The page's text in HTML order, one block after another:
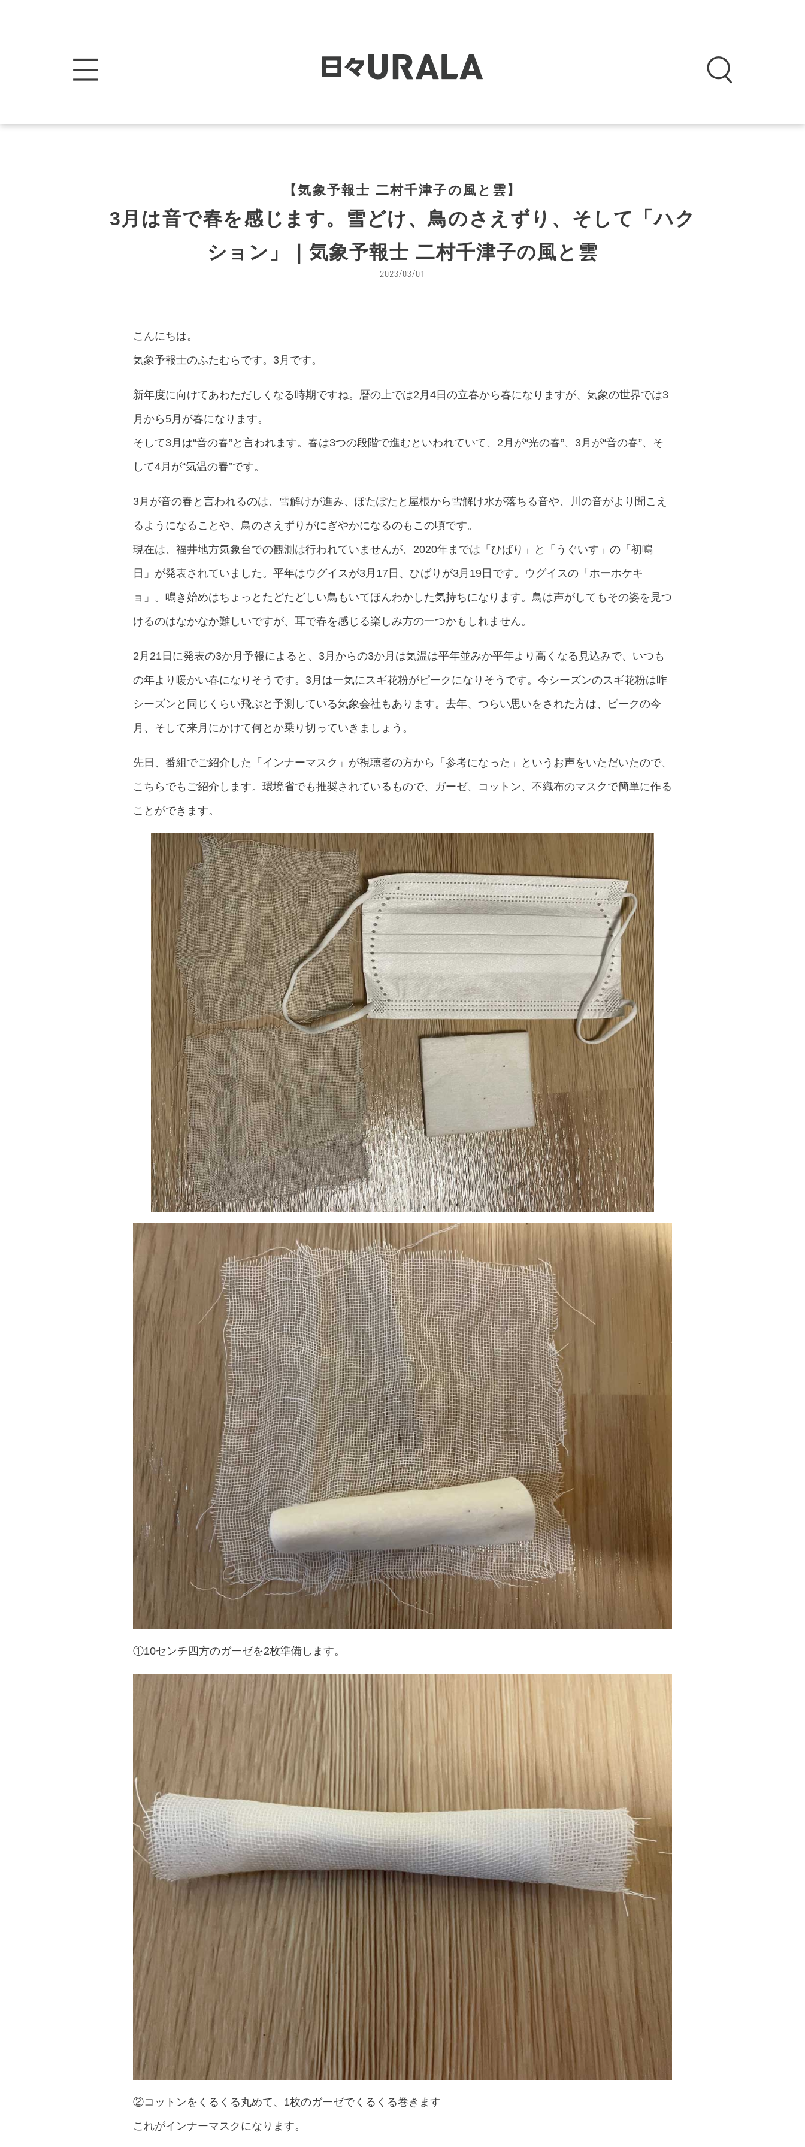
【気象予報士 二村千津子の風と雲】
3月は音で春を感じます。雪どけ、鳥のさえずり、そして「ハク
ション」｜気象予報士 二村千津子の風と雲
2023/03/01
こんにちは。
気象予報士のふたむらです。3月です。
新年度に向けてあわただしくなる時期ですね。暦の上では2月4日の立春から春になりますが、気象の世界では3
月から5月が春になります。
そして3月は“音の春”と言われます。春は3つの段階で進むといわれていて、2月が“光の春”、3月が“音の春”、そ
して4月が“気温の春”です。
3月が音の春と言われるのは、雪解けが進み、ぽたぽたと屋根から雪解け水が落ちる音や、川の音がより聞こえ
るようになることや、鳥のさえずりがにぎやかになるのもこの頃です。
現在は、福井地方気象台での観測は行われていませんが、2020年までは「ひばり」と「うぐいす」の「初鳴
日」が発表されていました。平年はウグイスが3月17日、ひばりが3月19日です。ウグイスの「ホーホケキ
ョ」。鳴き始めはちょっとたどたどしい鳥もいてほんわかした気持ちになります。鳥は声がしてもその姿を見つ
けるのはなかなか難しいですが、耳で春を感じる楽しみ方の一つかもしれません。
2月21日に発表の3か月予報によると、3月からの3か月は気温は平年並みか平年より高くなる見込みで、いつも
の年より暖かい春になりそうです。3月は一気にスギ花粉がピークになりそうです。今シーズンのスギ花粉は昨
シーズンと同じくらい飛ぶと予測している気象会社もあります。去年、つらい思いをされた方は、ピークの今
月、そして来月にかけて何とか乗り切っていきましょう。
先日、番組でご紹介した「インナーマスク」が視聴者の方から「参考になった」というお声をいただいたので、
こちらでもご紹介します。環境省でも推奨されているもので、ガーゼ、コットン、不織布のマスクで簡単に作る
ことができます。
①10センチ四方のガーゼを2枚準備します。
②コットンをくるくる丸めて、1枚のガーゼでくるくる巻きます
これがインナーマスクになります。